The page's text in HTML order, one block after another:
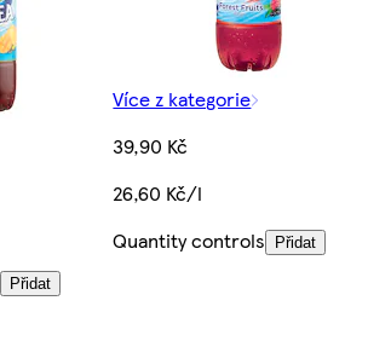
Přidat
Více z kategorie
39,90 Kč
26,60 Kč/l
Quantity controls Přidat